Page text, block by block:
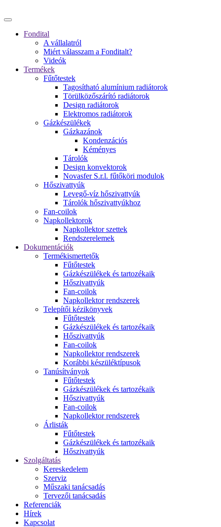
Fondital
A vállalatról
Miért válasszam a Fonditalt?
Videók
Termékek
Fűtőtestek
Tagosítható alumínium radiátorok
Törülközőszárító radiátorok
Design radiátorok
Elektromos radiátorok
Gázkészülékek
Gázkazánok
Kondenzációs
Kéményes
Tárolók
Design konvektorok
Novasfer S.r.l. fűtőköri modulok
Hőszivattyúk
Levegő-víz hőszivattyúk
Tárolók hőszivattyúkhoz
Fan-coilok
Napkollektorok
Napkollektor szettek
Rendszerelemek
Dokumentációk
Termékismertetők
Fűtőtestek
Gázkészülékek és tartozékaik
Hőszivattyúk
Fan-coilok
Napkollektor rendszerek
Telepítői kézikönyvek
Fűtőtestek
Gázkészülékek és tartozékaik
Hőszivattyúk
Fan-coilok
Napkollektor rendszerek
Korábbi készüléktípusok
Tanúsítványok
Fűtőtestek
Gázkészülékek és tartozékaik
Hőszivattyúk
Fan-coilok
Napkollektor rendszerek
Árlisták
Fűtőtestek
Gázkészülékek és tartozékaik
Hőszivattyúk
Szolgáltatás
Kereskedelem
Szerviz
Műszaki tanácsadás
Tervezői tanácsadás
Referenciák
Hírek
Kapcsolat